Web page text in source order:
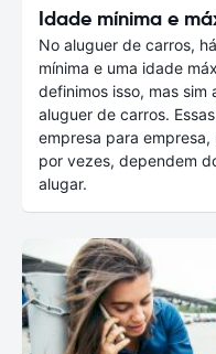
Idade mínima e
No aluguer de carros,
mínima e uma idade
definimos isso, mas
aluguer de carros.
empresa para
por vezes, dependem
alugar.